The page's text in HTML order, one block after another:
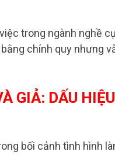
trong ngành nghề
chính quy nhưng
GIẢ: DẤU HIỆU
bối cảnh tình hình